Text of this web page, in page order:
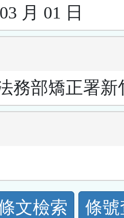
月 01 日
務部矯正署新
文檢索
條